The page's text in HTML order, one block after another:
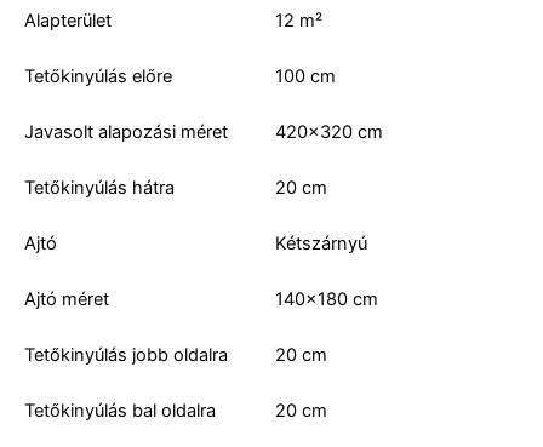
Alapterület 12 m²
Tetőkinyúlás előre 100 cm
Javasolt alapozási méret 420x320 cm
Tetőkinyúlás hátra 20 cm
Ajtó Kétszárnyú
Ajtó méret 140x180 cm
Tetőkinyúlás jobb oldalra 20 cm
Tetőkinyúlás bal oldalra 20 cm